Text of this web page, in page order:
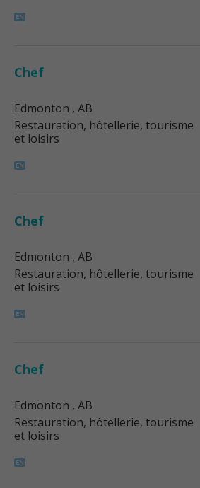
Chef
Edmonton , AB
Restauration, hôtellerie, tourisme
et loisirs
Chef
Edmonton , AB
Restauration, hôtellerie, tourisme
et loisirs
Chef
Edmonton , AB
Restauration, hôtellerie, tourisme
et loisirs